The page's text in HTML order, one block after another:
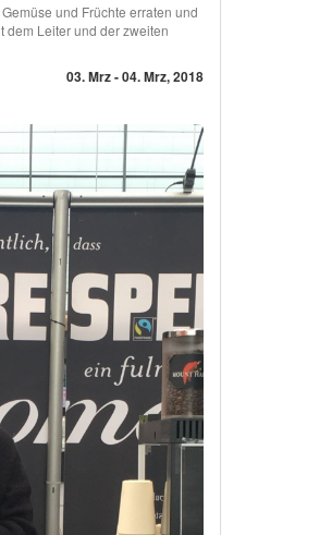
und Früchte erraten und
dem Leiter und der zweiten
03. Mrz - 04. Mrz, 2018